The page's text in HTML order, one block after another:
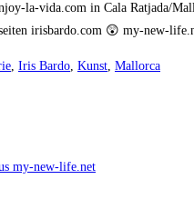
la-vida.com in Cala Ratjada/
irisbardo.com 😲 my-new-
, Iris Bardo, Kunst, Mallorca
my-new-life.net